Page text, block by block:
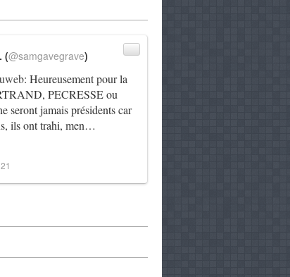
: Heureusement pour la
PECRESSE ou
seront jamais présidents car
ils ont trahi, men…
(@samgavegrave)